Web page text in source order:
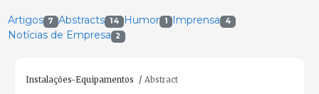
Artigos 7 Abstracts 14 Humor 1 Imprensa 4
Notícias de Empresa 2
Instalações-Equipamentos Abstract